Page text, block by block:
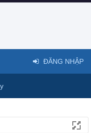
ĐĂNG NHẬP